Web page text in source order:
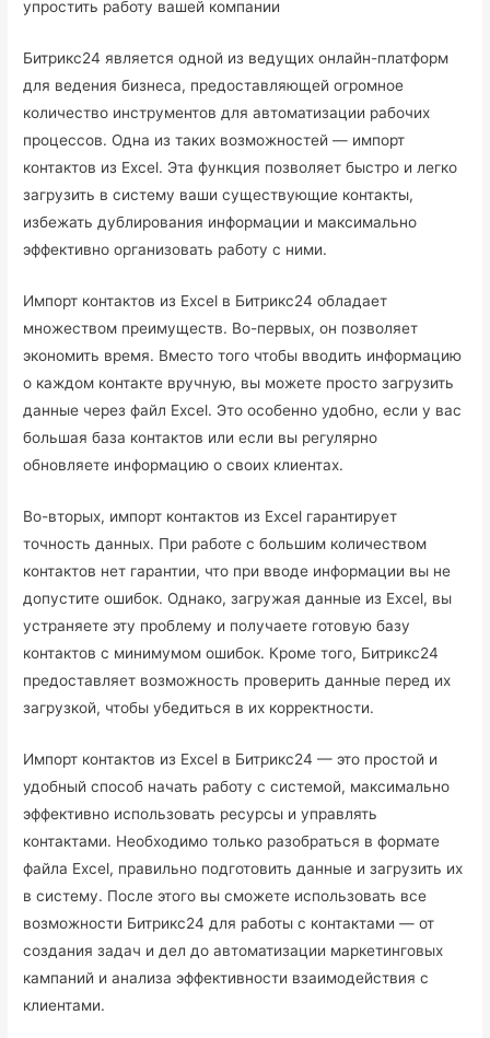
Битрикс24 является одной из ведущих онлайн-платформ
для ведения бизнеса, предоставляющей огромное
количество инструментов для автоматизации рабочих
процессов. Одна из таких возможностей — импорт
контактов из Excel. Эта функция позволяет быстро и легко
загрузить в систему ваши существующие контакты,
избежать дублирования информации и максимально
эффективно организовать работу с ними.
Импорт контактов из Excel в Битрикс24 обладает
множеством преимуществ. Во-первых, он позволяет
экономить время. Вместо того чтобы вводить информацию
о каждом контакте вручную, вы можете просто загрузить
данные через файл Excel. Это особенно удобно, если у вас
большая база контактов или если вы регулярно
обновляете информацию о своих клиентах.
Во-вторых, импорт контактов из Excel гарантирует
точность данных. При работе с большим количеством
контактов нет гарантии, что при вводе информации вы не
допустите ошибок. Однако, загружая данные из Excel, вы
устраняете эту проблему и получаете готовую базу
контактов с минимумом ошибок. Кроме того, Битрикс24
предоставляет возможность проверить данные перед их
загрузкой, чтобы убедиться в их корректности.
Импорт контактов из Excel в Битрикс24 — это простой и
удобный способ начать работу с системой, максимально
эффективно использовать ресурсы и управлять
контактами. Необходимо только разобраться в формате
файла Excel, правильно подготовить данные и загрузить их
в систему. После этого вы сможете использовать все
возможности Битрикс24 для работы с контактами — от
создания задач и дел до автоматизации маркетинговых
кампаний и анализа эффективности взаимодействия с
клиентами.